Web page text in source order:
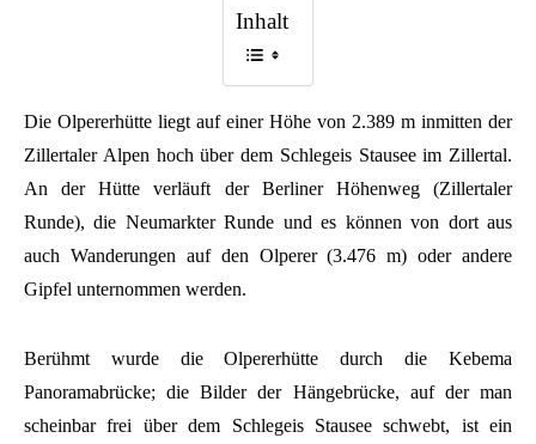
Inhalt
Die Olpererhütte liegt auf einer Höhe von 2.389 m inmitten der
Zillertaler Alpen hoch über dem Schlegeis Stausee im Zillertal.
An der Hütte verläuft der Berliner Höhenweg (Zillertaler
Runde), die Neumarkter Runde und es können von dort aus
auch Wanderungen auf den Olperer (3.476 m) oder andere
Gipfel unternommen werden.
Berühmt wurde die Olpererhütte durch die Kebema
Panoramabrücke; die Bilder der Hängebrücke, auf der man
scheinbar frei über dem Schlegeis Stausee schwebt, ist ein